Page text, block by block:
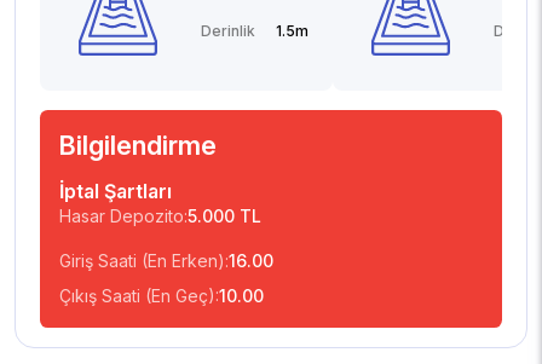
Derinlik 1.5m
Bilgilendirme
İptal Şartları
Hasar Depozito:5.000 TL
Giriş Saati (En Erken):16.00
Çıkış Saati (En Geç):10.00